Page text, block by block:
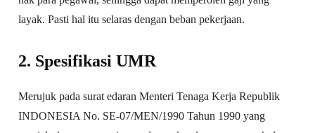
layak. Pasti hal itu selaras dengan beban pekerjaan.
2. Spesifikasi UMR
Merujuk pada surat edaran Menteri Tenaga Kerja Republik
INDONESIA No. SE-07/MEN/1990 Tahun 1990 yang